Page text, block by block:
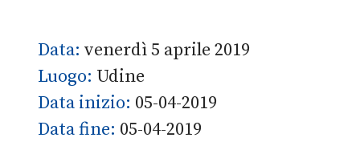
Data: venerdì 5 aprile 2019
Luogo: Udine
Data inizio: 05-04-2019
Data fine: 05-04-2019